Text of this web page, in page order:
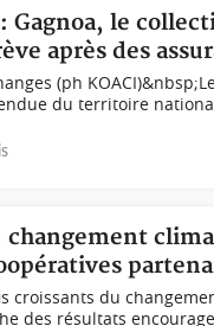
Gagnoa, le
après des
(ph
du territoire
croissants du
des résultats